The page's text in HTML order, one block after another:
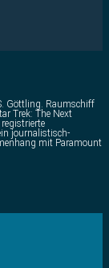
Göttling. Raumschiff
Trek: The Next
journalistisch-
mit Paramount